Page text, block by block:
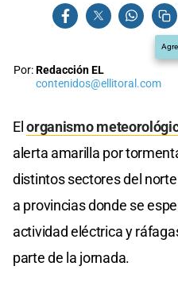
Por:Redacción EL
contenidos@ellitoral.com
Elorganismo
alerta amarilla por
distintos sectores del
a provincias donde se
actividad eléctrica y
parte de la jornada.